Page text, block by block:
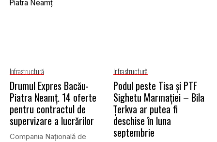
Infrastructură
Drumul Expres Bacău-
Piatra Neamț. 14 oferte
pentru contractul de
supervizare a lucrărilor
Compania Națională de
Infrastructură
Podul peste Tisa și PTF
Sighetu Marmației – Bila
Țerkva ar putea fi
deschise în luna
septembrie